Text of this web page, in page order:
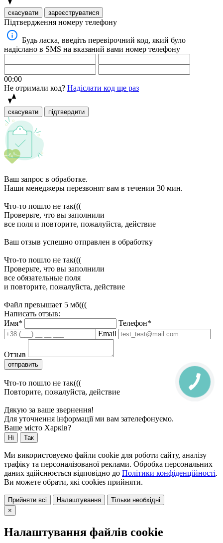
скасувати зареєструватися
Підтвердження номеру телефону
Будь ласка, введіть перевірочний код, який було
надіслано в SMS на вказаний вами номер телефону
00:00
Не отримали код? Надіслати код ще раз
скасувати підтвердити
Ваш запрос в обработке.
Наши менеджеры перезвонят вам в течении 30 мин.
Что-то пошло не так(((
Проверьте, что вы заполнили
все поля и повторите, пожалуйста, действие
Ваш отзыв успешно отправлен в обработку
Что-то пошло не так(((
Проверьте, что вы заполнили
все обязательные поля
и повторите, пожалуйста, действие
Файл превышает 5 мб(((
Написать отзыв:
Имя*
Телефон*
Email
Отзыв
отправить
Что-то пошло не так(((
Повторите, пожалуйста, действие
Дякую за ваше звернення!
Для уточнення інформації ми вам зателефонуємо.
Ваше місто Харків?
Ні Так
Ми використовуємо файли cookie для роботи сайту, аналізу
трафіку та персоналізованої реклами. Обробка персональних
даних здійснюється відповідно до Політики конфіденційності.
Ви можете обрати, які cookies прийняти.
Прийняти всі Налаштування
Тільки необхідні
×
Налаштування файлів cookie